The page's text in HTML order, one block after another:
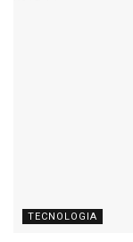
TECNOLOGIA